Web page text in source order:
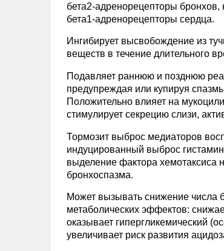
бета2-адренорецепторы бронхов,
бета1-адренорецепторы сердца.
Ингибирует высвобождение из
веществ в течение длительного
Подавляет раннюю и позднюю
предупреждая или купируя
Положительно влияет на
стимулирует секрецию слизи,
Тормозит выброс медиаторов
индуцированный выброс
выделение фактора хемотаксиса
бронхоспазма.
Может вызывать снижение числа
метаболических эффектов:
оказывает гипергликемический
увеличивает риск развития